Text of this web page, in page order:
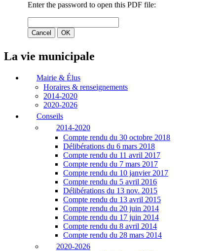
La vie municipale
Mairie & Élus
Horaires & renseignements
2014-2020
2020-2026
Conseils
2014-2020
Compte rendu du 30 octobre 2018
Délibérations du 6 mars 2018
Compte rendu du 11 avril 2017
Compte rendu du 7 mars 2017
Compte rendu du 10 janvier 2017
Compte rendu du 5 avril 2016
Délibérations du 13 nov. 2015
Compte rendu du 13 avril 2015
Compte rendu du 20 juin 2014
Compte rendu du 17 juin 2014
Compte rendu du 8 avril 2014
Compte rendu du 28 mars 2014
2020-2026